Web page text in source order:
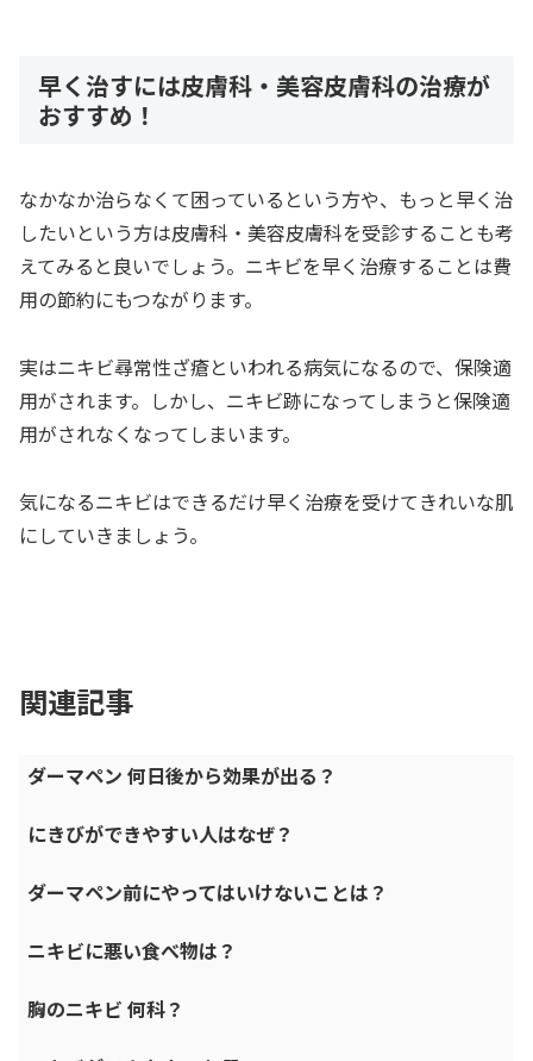
早く治すには皮膚科・美容皮膚科の治療が
おすすめ！
なかなか治らなくて困っているという方や、もっと早く治
したいという方は皮膚科・美容皮膚科を受診することも考
えてみると良いでしょう。ニキビを早く治療することは費
用の節約にもつながります。
実はニキビ尋常性ざ瘡といわれる病気になるので、保険適
用がされます。しかし、ニキビ跡になってしまうと保険適
用がされなくなってしまいます。
気になるニキビはできるだけ早く治療を受けてきれいな肌
にしていきましょう。
関連記事
ダーマペン 何日後から効果が出る？
にきびができやすい人はなぜ？
ダーマペン前にやってはいけないことは？
ニキビに悪い食べ物は？
胸のニキビ 何科？